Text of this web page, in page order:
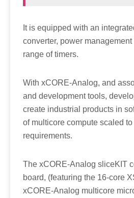
It is equipped with an
converter, power
range of timers.
With xCORE-Analog, and
and development tools,
create industrial products in
of multicore compute scaled
requirements.
The xCORE-Analog sliceKIT
board, (featuring the 16-core
xCORE-Analog multicore